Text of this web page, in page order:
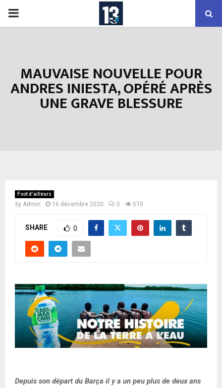
PRIMARY
MAUVAISE NOUVELLE POUR
ANDRES INIESTA, OPÉRÉ APRÈS
UNE GRAVE BLESSURE
Foot d’ailleurs
by Admin 16 décembre 2020 0 570
SHARE 0
Depuis son départ du Barça il y a un peu plus de deux ans